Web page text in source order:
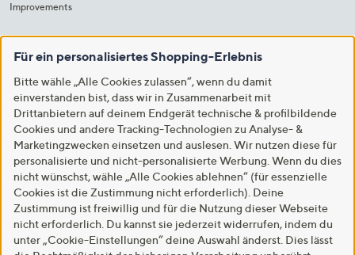
Improvements
Für ein personalisiertes Shopping-Erlebnis
Bitte wähle „Alle Cookies zulassen“, wenn du damit
einverstanden bist, dass wir in Zusammenarbeit mit
Drittanbietern auf deinem Endgerät technische & profilbildende
Cookies und andere Tracking-Technologien zu Analyse- &
Marketingzwecken einsetzen und auslesen. Wir nutzen diese für
personalisierte und nicht-personalisierte Werbung. Wenn du dies
nicht wünschst, wähle „Alle Cookies ablehnen“ (für essenzielle
Cookies ist die Zustimmung nicht erforderlich). Deine
Zustimmung ist freiwillig und für die Nutzung dieser Webseite
nicht erforderlich. Du kannst sie jederzeit widerrufen, indem du
unter „Cookie-Einstellungen“ deine Auswahl änderst. Dies lässt